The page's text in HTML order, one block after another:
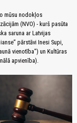
mūsu nodokļos
(NVO) - kurš pasūta
saruna ar Latvijas
pārstāvi Inesi Supi,
vienotība") un Kultūras
apvienība).